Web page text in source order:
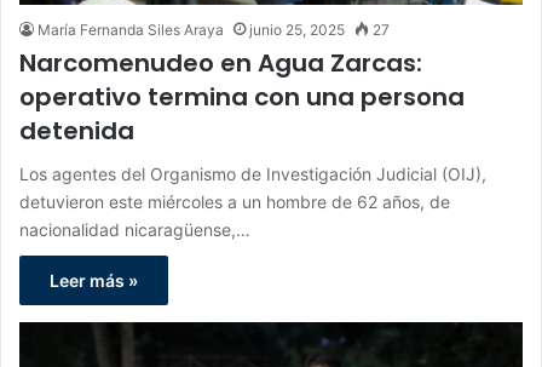
María Fernanda Siles Araya junio 25, 2025 27
Narcomenudeo en Agua Zarcas:
operativo termina con una persona
detenida
Los agentes del Organismo de Investigación Judicial (OIJ),
detuvieron este miércoles a un hombre de 62 años, de
nacionalidad nicaragüense,…
Leer más »